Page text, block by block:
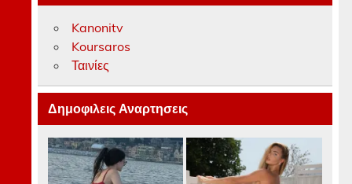
Kanonitv
Koursaros
Ταινίες
Δημοφιλεις Αναρτησεις